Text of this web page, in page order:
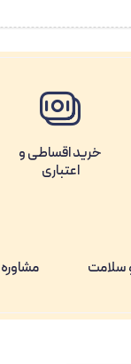
خرید اقساطی و
اعتباری
سلامت